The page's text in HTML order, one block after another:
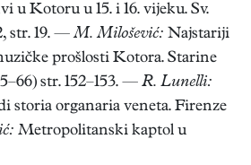
u Kotoru u 15. i 16. vijeku. Sv.
str. 19. —M. Milošević: Najstariji
prošlosti Kotora. Starine
str. 152–153. — R. Lunelli:
storia organaria veneta. Firenze
Metropolitanski kaptol u